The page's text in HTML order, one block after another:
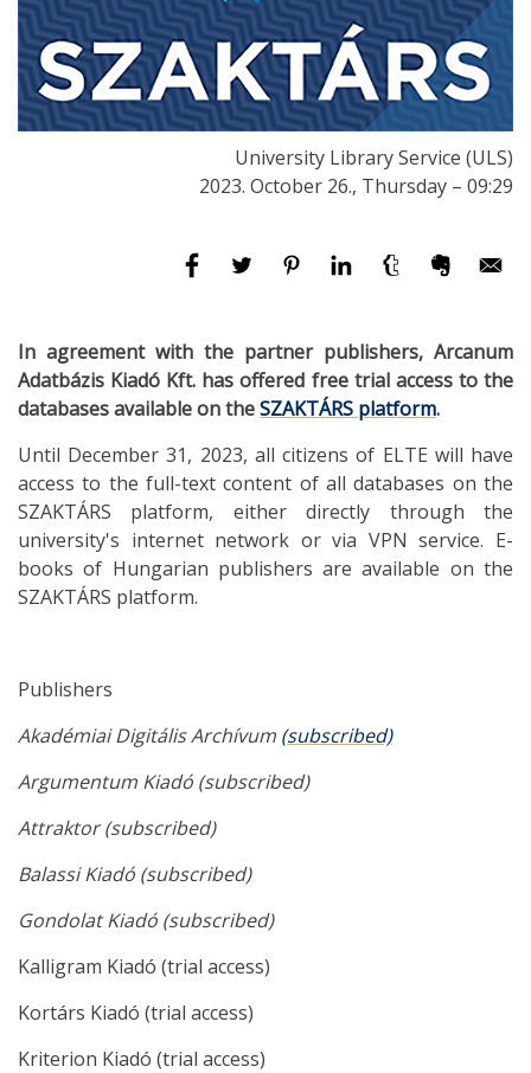
University Library Service (ULS)
2023. October 26., Thursday – 09:29
In agreement with the partner publishers, Arcanum
Adatbázis Kiadó Kft. has offered free trial access to the
databases available on theSZAKTÁRS platform.
Until December 31, 2023, all citizens of ELTE will have
access to the full-text content of all databases on the
SZAKTÁRS platform, either directly through the
university's internet network or via VPN service. E-
books of Hungarian publishers are available on the
SZAKTÁRS platform.
Publishers
Akadémiai Digitális Archívum (subscribed)
Argumentum Kiadó (subscribed)
Attraktor (subscribed)
Balassi Kiadó (subscribed)
Gondolat Kiadó (subscribed)
Kalligram Kiadó (trial access)
Kortárs Kiadó (trial access)
Kriterion Kiadó (trial access)